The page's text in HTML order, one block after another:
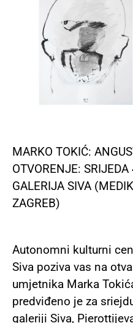
MARKO TOKIĆ:
OTVORENJE:
GALERIJA SIVA
ZAGREB)
Autonomni kulturni
Siva poziva vas na
umjetnika Marka
predviđeno je za
galeriji Siva,